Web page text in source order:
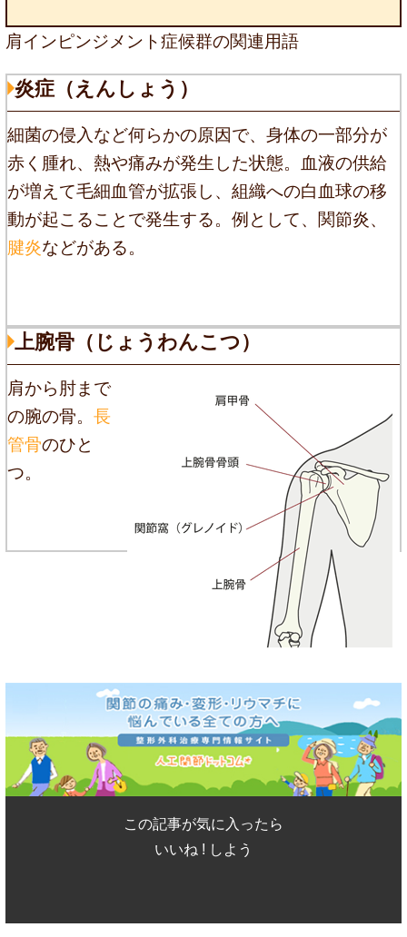
肩インピンジメント症候群の関連用語
炎症（えんしょう）
細菌の侵入など何らかの原因で、身体の一部分が
赤く腫れ、熱や痛みが発生した状態。血液の供給
が増えて毛細血管が拡張し、組織への白血球の移
動が起こることで発生する。例として、関節炎、
腱炎などがある。
上腕骨（じょうわんこつ）
肩から肘まで
の腕の骨。 長
管骨のひと
つ。
この記事が気に入ったら
いいね ! しよう